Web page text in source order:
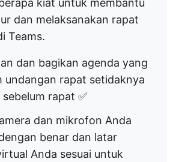
kiat untuk membantu
dan melaksanakan rapat
Teams.
dan bagikan agenda yang
undangan rapat setidaknya
rapat ✅
dan mikrofon Anda
benar dan latar
Anda sesuai untuk